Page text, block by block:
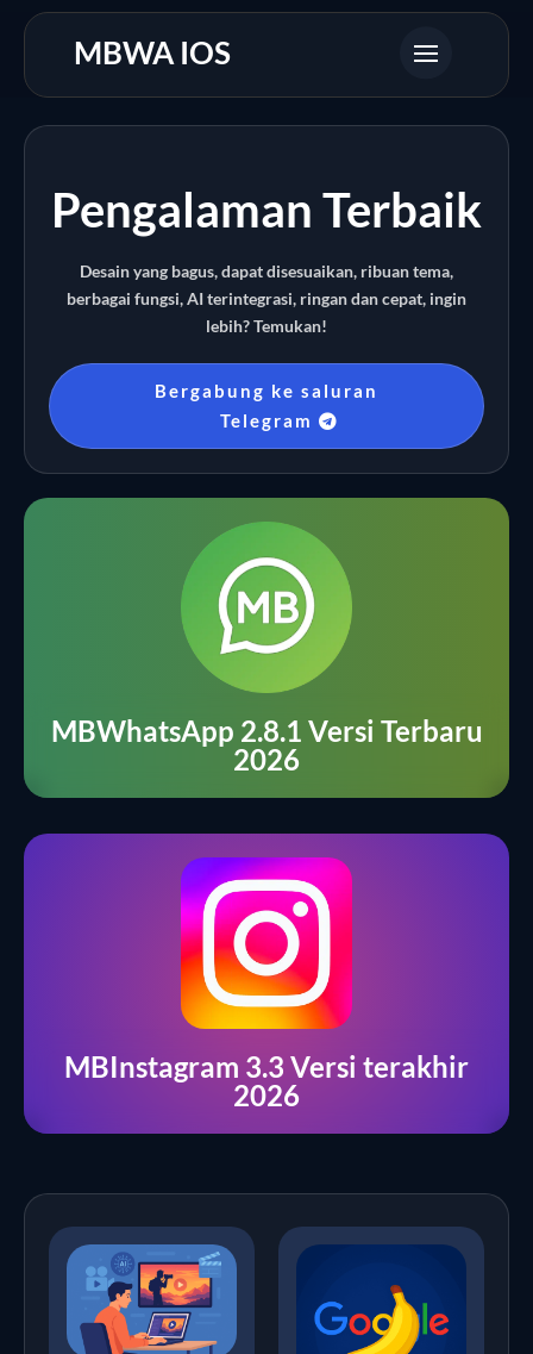
MBWA IOS
Pengalaman Terbaik
Desain yang bagus, dapat disesuaikan, ribuan tema,
berbagai fungsi, AI terintegrasi, ringan dan cepat, ingin
lebih? Temukan!
Bergabung ke saluran
Telegram
MBWhatsApp 2.8.1 Versi Terbaru
2026
MBInstagram 3.3 Versi terakhir
2026